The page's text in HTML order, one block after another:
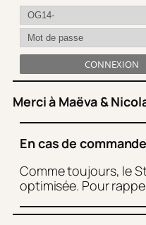
CONNEXION
Merci à Maëva &
En cas de
Comme toujours, le
optimisée. Pour